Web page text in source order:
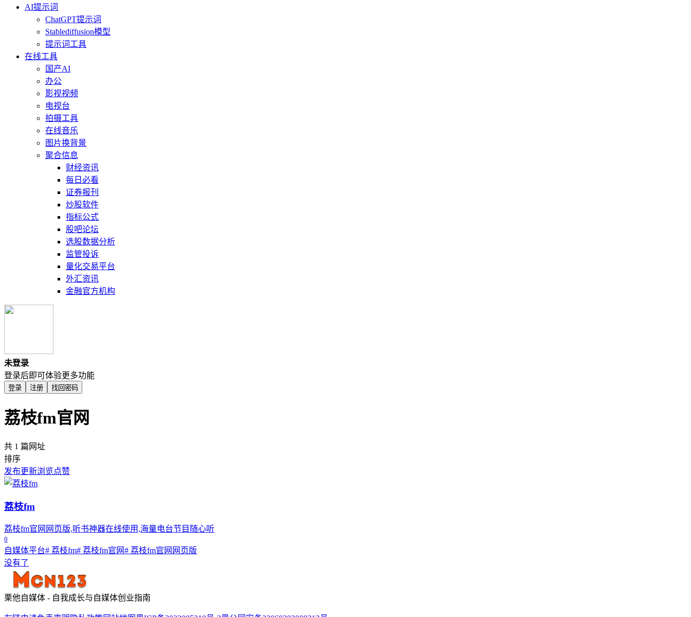
AI提示词
ChatGPT提示词
Stablediffusion模型
提示词工具
在线工具
国产AI
办公
影视视频
电视台
拍摄工具
在线音乐
图片换背景
聚合信息
财经资讯
每日必看
证券报刊
炒股软件
指标公式
股吧论坛
选股数据分析
监管投诉
量化交易平台
外汇资讯
金融官方机构
未登录
登录后即可体验更多功能
登录 注册 找回密码
荔枝fm官网
共 1 篇网址
排序
发布更新浏览点赞
荔枝fm
荔枝fm官网网页版,听书神器在线使用,海量电台节目随心听
0
自媒体平台# 荔枝fm# 荔枝fm官网# 荔枝fm官网网页版
没有了
栗他自媒体 - 自我成长与自媒体创业指南